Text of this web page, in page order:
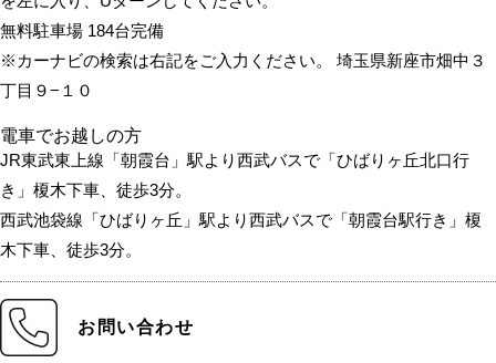
無料駐車場 184台完備
※カーナビの検索は右記をご入力ください。 埼玉県新座市畑中３
丁目９−１０
電車でお越しの方
JR東武東上線「朝霞台」駅より西武バスで「ひばりヶ丘北口行
き」榎木下車、徒歩3分。
西武池袋線「ひばりヶ丘」駅より西武バスで「朝霞台駅行き」榎
木下車、徒歩3分。
お問い合わせ